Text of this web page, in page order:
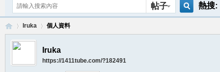
帖子 熱搜:
›
Iruka 個人資料
Iruka
https://1411tube.com/?182491